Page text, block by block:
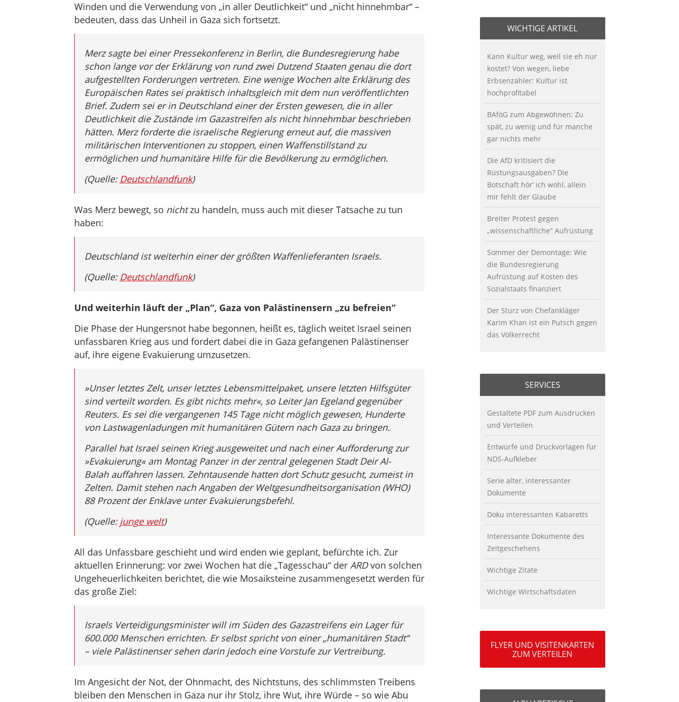
Winden und die Verwendung von „in aller Deutlichkeit“ und „nicht hinnehmbar“ –
bedeuten, dass das Unheil in Gaza sich fortsetzt.
Merz sagte bei einer Pressekonferenz in Berlin, die Bundesregierung habe
schon lange vor der Erklärung von rund zwei Dutzend Staaten genau die dort
aufgestellten Forderungen vertreten. Eine wenige Wochen alte Erklärung des
Europäischen Rates sei praktisch inhaltsgleich mit dem nun veröffentlichten
Brief. Zudem sei er in Deutschland einer der Ersten gewesen, die in aller
Deutlichkeit die Zustände im Gazastreifen als nicht hinnehmbar beschrieben
hätten. Merz forderte die israelische Regierung erneut auf, die massiven
militärischen Interventionen zu stoppen, einen Waffenstillstand zu
ermöglichen und humanitäre Hilfe für die Bevölkerung zu ermöglichen.
(Quelle: Deutschlandfunk)
Was Merz bewegt, so nichtzu handeln, muss auch mit dieser Tatsache zu tun
haben:
Deutschland ist weiterhin einer der größten Waffenlieferanten Israels.
(Quelle: Deutschlandfunk)
Und weiterhin läuft der „Plan“, Gaza von Palästinensern „zu befreien“
Die Phase der Hungersnot habe begonnen, heißt es, täglich weitet Israel seinen
unfassbaren Krieg aus und fordert dabei die in Gaza gefangenen Palästinenser
auf, ihre eigene Evakuierung umzusetzen.
»Unser letztes Zelt, unser letztes Lebensmittelpaket, unsere letzten Hilfsgüter
sind verteilt worden. Es gibt nichts mehr«, so Leiter Jan Egeland gegenüber
Reuters. Es sei die vergangenen 145 Tage nicht möglich gewesen, Hunderte
von Lastwagenladungen mit humanitären Gütern nach Gaza zu bringen.
Parallel hat Israel seinen Krieg ausgeweitet und nach einer Aufforderung zur
»Evakuierung« am Montag Panzer in der zentral gelegenen Stadt Deir Al-
Balah auffahren lassen. Zehntausende hatten dort Schutz gesucht, zumeist in
Zelten. Damit stehen nach Angaben der Weltgesundheitsorganisation (WHO)
88 Prozent der Enklave unter Evakuierungsbefehl.
(Quelle: junge welt)
All das Unfassbare geschieht und wird enden wie geplant, befürchte ich. Zur
aktuellen Erinnerung: vor zwei Wochen hat die „Tagesschau“ der ARDvon solchen
Ungeheuerlichkeiten berichtet, die wie Mosaiksteine zusammengesetzt werden für
das große Ziel:
Israels Verteidigungsminister will im Süden des Gazastreifens ein Lager für
600.000 Menschen errichten. Er selbst spricht von einer „humanitären Stadt“
– viele Palästinenser sehen darin jedoch eine Vorstufe zur Vertreibung.
Im Angesicht der Not, der Ohnmacht, des Nichtstuns, des schlimmsten Treibens
bleiben den Menschen in Gaza nur ihr Stolz, ihre Wut, ihre Würde – so wie Abu
WICHTIGE ARTIKEL
Kann Kultur weg, weil sie eh nur
kostet? Von wegen, liebe
Erbsenzähler: Kultur ist
hochprofitabel
BAföG zum Abgewöhnen: Zu
spät, zu wenig und für manche
gar nichts mehr
Die AfD kritisiert die
Rüstungsausgaben? Die
Botschaft hör’ ich wohl, allein
mir fehlt der Glaube
Breiter Protest gegen
„wissenschaftliche“ Aufrüstung
Sommer der Demontage: Wie
die Bundesregierung
Aufrüstung auf Kosten des
Sozialstaats finanziert
Der Sturz von Chefankläger
Karim Khan ist ein Putsch gegen
das Völkerrecht
SERVICES
Gestaltete PDF zum Ausdrucken
und Verteilen
Entwürfe und Druckvorlagen für
NDS-Aufkleber
Serie alter, interessanter
Dokumente
Doku interessanten Kabaretts
Interessante Dokumente des
Zeitgeschehens
Wichtige Zitate
Wichtige Wirtschaftsdaten
FLYER UND VISITENKARTEN
ZUM VERTEILEN